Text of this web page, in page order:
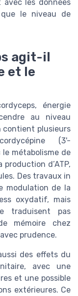
les données
que le niveau de
agit-il
et le
énergie
au niveau
contient plusieurs
(3'-
métabolisme de
d’ATP,
Des travaux in
modulation de la
oxydatif, mais
traduisent pas
mémoire chez
prudence.
des effets du
avec une
et une possible
extérieures. Ce